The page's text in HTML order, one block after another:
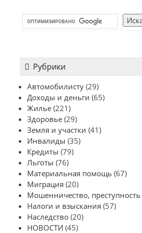
Рубрики
Автомобилисту (29)
Доходы и деньги (65)
Жилье (221)
Здоровье (29)
Земля и участки (41)
Инвалиды (35)
Кредиты (79)
Льготы (76)
Материальная помощь (67)
Миграция (20)
Мошенничество, преступность
Налоги и взыскания (57)
Наследство (20)
НОВОСТИ (45)